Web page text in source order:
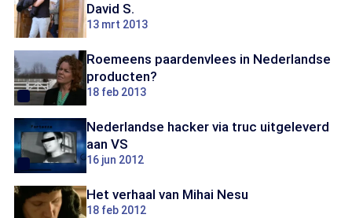
David S.
13 mrt 2013
Roemeens paardenvlees in Nederlandse
producten?
18 feb 2013
Nederlandse hacker via truc uitgeleverd
aan VS
16 jun 2012
Het verhaal van Mihai Nesu
18 feb 2012